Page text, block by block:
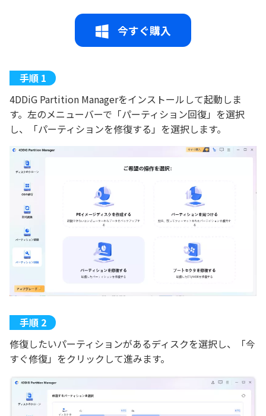
今すぐ購入
4DDiG Partition Managerをインストールして起動しま
す。左のメニューバーで「パーティション回復」を選択
し、「パーティションを修復する」を選択します。
修復したいパーティションがあるディスクを選択し、「今
すぐ修復」をクリックして進みます。